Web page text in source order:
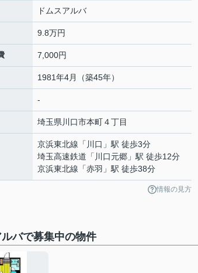
ドムスアルバ
9.8万円
7,000円
1981年4月（築45年）
-
埼玉県 川口市本町４丁目
京浜東北線 「 川口 」駅 徒歩3分
埼玉高速鉄道 「 川口元郷 」駅 徒歩12分
京浜東北線 「赤羽 」駅 徒歩38分
情報の見方
ルバで募集中の物件